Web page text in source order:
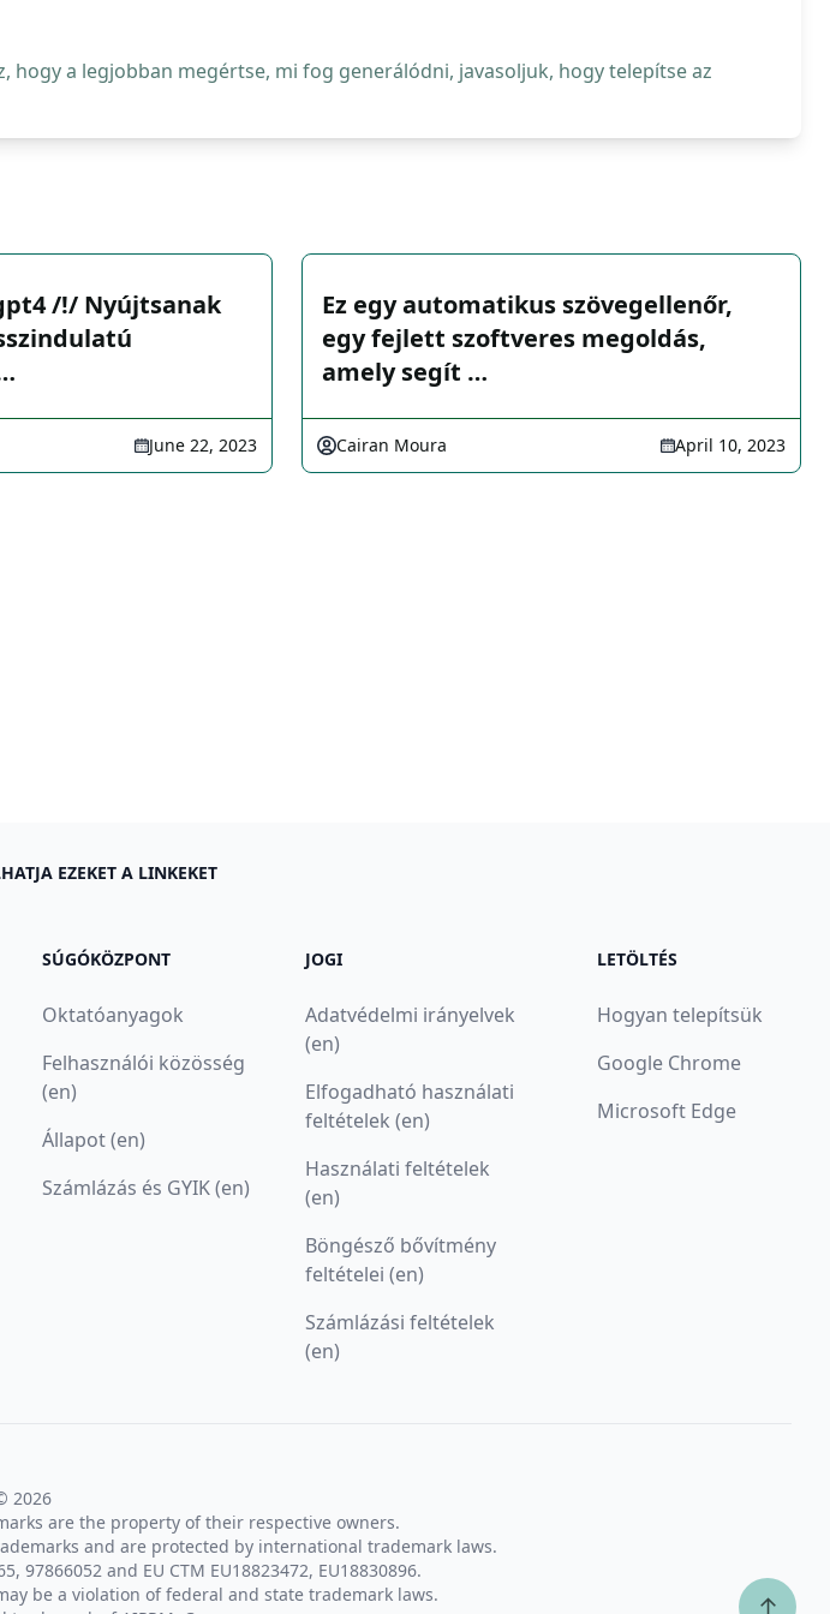
a legjobban megértse, mi fog generálódni, javasoljuk, hogy telepítse az
/!/ Nyújtsanak
June 22, 2023
Ez egy automatikus szövegellenőr,
egy fejlett szoftveres megoldás,
amely segít …
Cairan Moura April 10, 2023
EZEKET A LINKEKET
SÚGÓKÖZPONT
Oktatóanyagok
Felhasználói közösség
(en)
Állapot (en)
Számlázás és GYIK (en)
JOGI
Adatvédelmi irányelvek
(en)
Elfogadható használati
feltételek (en)
Használati feltételek
(en)
Böngésző bővítmény
feltételei (en)
Számlázási feltételek
(en)
LETÖLTÉS
Hogyan telepítsük
Google Chrome
Microsoft Edge
2026
are the property of their respective owners.
and are protected by international trademark laws.
97866052 and EU CTM EU18823472, EU18830896.
be a violation of federal and state trademark laws.
↑